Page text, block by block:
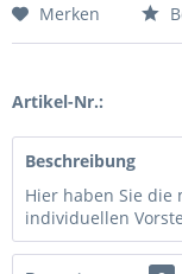
Merken
Artikel-Nr.:
Beschreibung
Hier haben Sie die
individuellen